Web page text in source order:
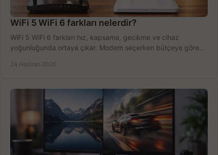
WiFi 5 WiFi 6 farkları nelerdir?
WiFi 5 WiFi 6 farkları hız, kapsama, gecikme ve cihaz
yoğunluğunda ortaya çıkar. Modem seçerken bütçeye göre
24 Haziran 2026